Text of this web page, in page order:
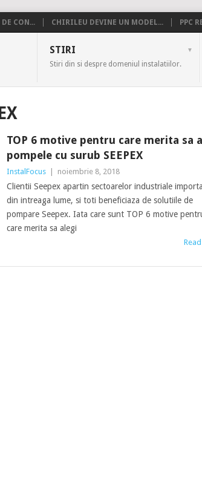
CON... CHIRILEU DEVINE UN MODEL... PPC
STIRI
Stiri din si despre domeniul instalatiilor.
TOP 6 motive pentru care merita sa
pompele cu surub SEEPEX
InstalFocus noiembrie 8, 2018
Clientii Seepex apartin sectoarelor industriale
din intreaga lume, si toti beneficiaza de solutiile de
pompare Seepex. Iata care sunt TOP 6 motive
care merita sa alegi